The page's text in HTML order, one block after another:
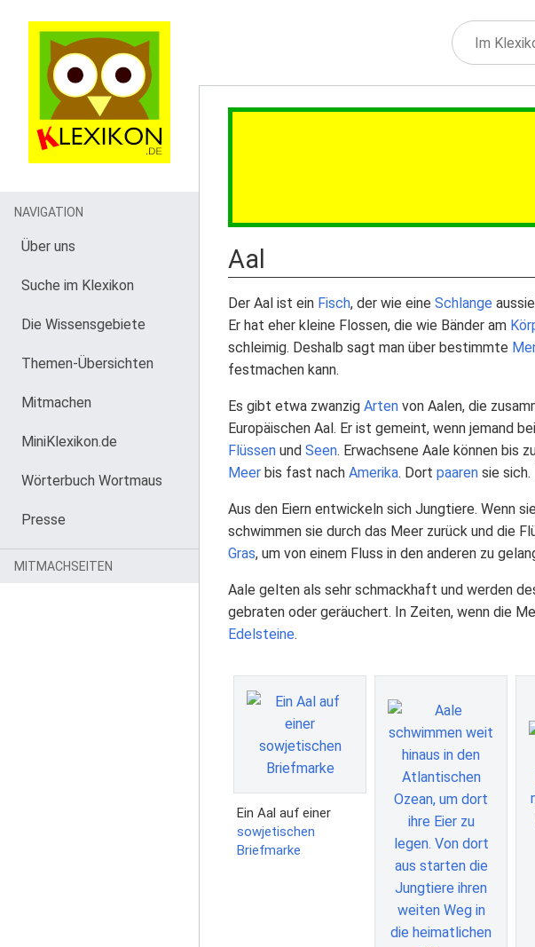
Aal
Der Aal ist ein Fisch, der wie eine Schlange
Er hat eher kleine Flossen, die wie Bänder am
schleimig. Deshalb sagt man über bestimmte
festmachen kann.
Es gibt etwa zwanzig Arten von Aalen, die
Europäischen Aal. Er ist gemeint, wenn jemand
Flüssen und Seen. Erwachsene Aale können bis
Meer bis fast nach Amerika. Dort paaren sie
Aus den Eiern entwickeln sich Jungtiere. Wenn
schwimmen sie durch das Meer zurück und die
Gras, um von einem Fluss in den anderen zu
Aale gelten als sehr schmackhaft und werden
gebraten oder geräuchert. In Zeiten, wenn die
Edelsteine.
Ein Aal auf einer
sowjetischen
Briefmarke
NAVIGATION
Über uns
Suche im Klexikon
Die Wissensgebiete
Themen-Übersichten
Mitmachen
MiniKlexikon.de
Wörterbuch Wortmaus
Presse
MITMACHSEITEN